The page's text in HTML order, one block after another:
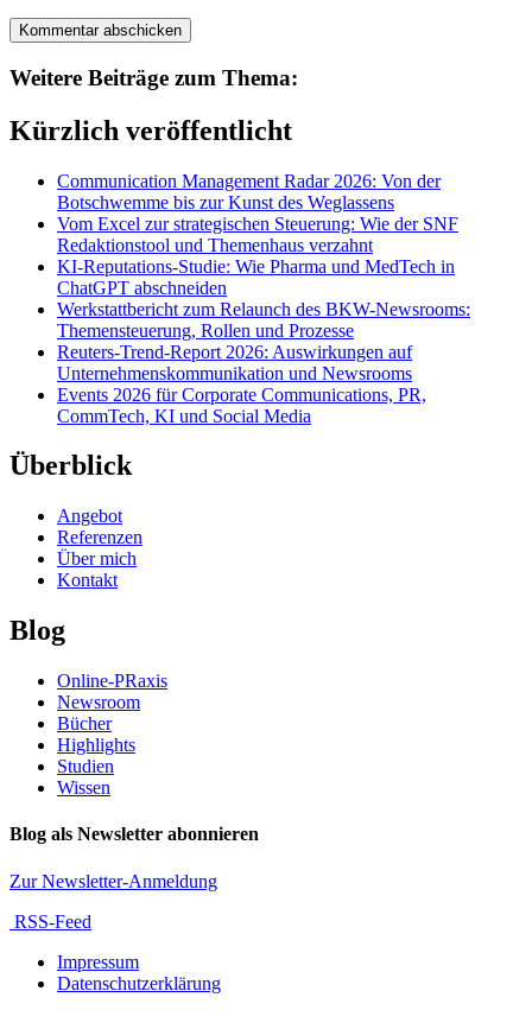
Weitere Beiträge zum Thema:
Kürzlich veröffentlicht
Communication Management Radar 2026: Von der
Botschwemme bis zur Kunst des Weglassens
Vom Excel zur strategischen Steuerung: Wie der SNF
Redaktionstool und Themenhaus verzahnt
KI-Reputations-Studie: Wie Pharma und MedTech in
ChatGPT abschneiden
Werkstattbericht zum Relaunch des BKW-Newsrooms:
Themensteuerung, Rollen und Prozesse
Reuters-Trend-Report 2026: Auswirkungen auf
Unternehmenskommunikation und Newsrooms
Events 2026 für Corporate Communications, PR,
CommTech, KI und Social Media
Überblick
Angebot
Referenzen
Über mich
Kontakt
Blog
Online-PRaxis
Newsroom
Bücher
Highlights
Studien
Wissen
Blog als Newsletter abonnieren
Zur Newsletter-Anmeldung
RSS-Feed
Impressum
Datenschutzerklärung